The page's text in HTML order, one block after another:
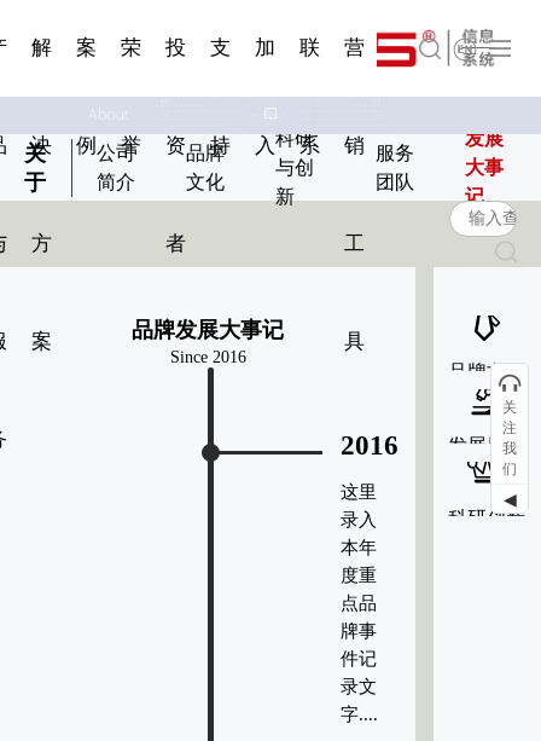
解
决
方
案
案
例
荣
誉
投
资
者
支
持
加
入
联
系
营
销
工
具
English
关
于
公司
简介
品牌
文化
科研
与创
新
服务
团队
发展
大事
记
品牌发展大事记
Since 2016
2016
这里
录入
本年
度重
点品
牌事
件记
录文
字....
品牌文化
发展历程
科研创新
关
注
我
们
◀